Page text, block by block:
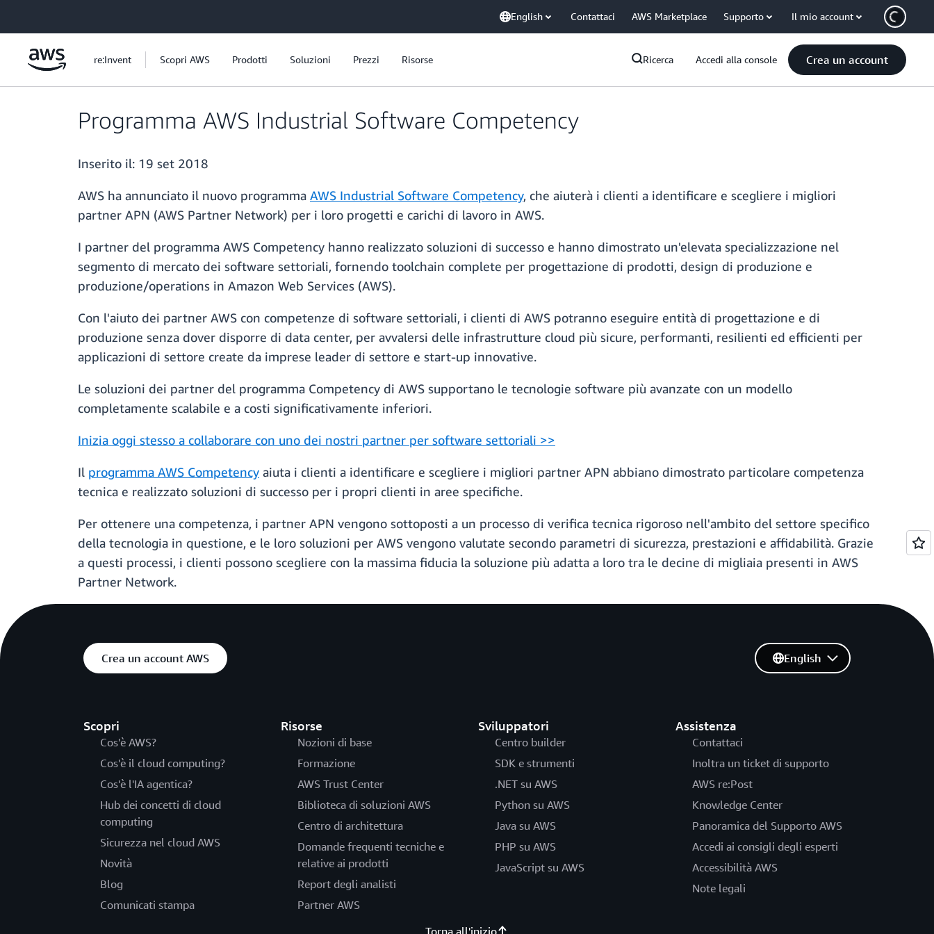
English Contattaci AWS Marketplace Supporto Il mio account
re:Invent Scopri AWS Prodotti Soluzioni Prezzi Risorse Ricerca Accedi alla console Crea un account
Programma AWS Industrial Software Competency
Inserito il: 19 set 2018
AWS ha annunciato il nuovo programma AWS Industrial Software Competency, che aiuterà i clienti a identificare e scegliere i migliori
partner APN (AWS Partner Network) per i loro progetti e carichi di lavoro in AWS.
I partner del programma AWS Competency hanno realizzato soluzioni di successo e hanno dimostrato un'elevata specializzazione nel
segmento di mercato dei software settoriali, fornendo toolchain complete per progettazione di prodotti, design di produzione e
produzione/operations in Amazon Web Services (AWS).
Con l'aiuto dei partner AWS con competenze di software settoriali, i clienti di AWS potranno eseguire entità di progettazione e di
produzione senza dover disporre di data center, per avvalersi delle infrastrutture cloud più sicure, performanti, resilienti ed efficienti per
applicazioni di settore create da imprese leader di settore e start-up innovative.
Le soluzioni dei partner del programma Competency di AWS supportano le tecnologie software più avanzate con un modello
completamente scalabile e a costi significativamente inferiori.
Inizia oggi stesso a collaborare con uno dei nostri partner per software settoriali >>
Il programma AWS Competency aiuta i clienti a identificare e scegliere i migliori partner APN abbiano dimostrato particolare competenza
tecnica e realizzato soluzioni di successo per i propri clienti in aree specifiche.
Per ottenere una competenza, i partner APN vengono sottoposti a un processo di verifica tecnica rigoroso nell'ambito del settore specifico
della tecnologia in questione, e le loro soluzioni per AWS vengono valutate secondo parametri di sicurezza, prestazioni e affidabilità. Grazie
a questi processi, i clienti possono scegliere con la massima fiducia la soluzione più adatta a loro tra le decine di migliaia presenti in AWS
Partner Network.
Crea un account AWS
Scopri
Cos'è AWS?
Cos'è il cloud computing?
Cos'è l'IA agentica?
Hub dei concetti di cloud
computing
Sicurezza nel cloud AWS
Novità
Blog
Comunicati stampa
Risorse
Nozioni di base
Formazione
AWS Trust Center
Biblioteca di soluzioni AWS
Centro di architettura
Domande frequenti tecniche e
relative ai prodotti
Report degli analisti
Partner AWS
Sviluppatori
Centro builder
SDK e strumenti
.NET su AWS
Python su AWS
Java su AWS
PHP su AWS
JavaScript su AWS
Assistenza
Contattaci
Inoltra un ticket di supporto
AWS re:Post
Knowledge Center
Panoramica del Supporto AWS
Accedi ai consigli degli esperti
Accessibilità AWS
Note legali
English